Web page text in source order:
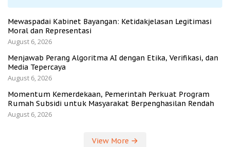
Mewaspadai Kabinet Bayangan: Ketidakjelasan Legitimasi
Moral dan Representasi
August 6, 2026
Menjawab Perang Algoritma AI dengan Etika, Verifikasi, dan
Media Tepercaya
August 6, 2026
Momentum Kemerdekaan, Pemerintah Perkuat Program
Rumah Subsidi untuk Masyarakat Berpenghasilan Rendah
August 6, 2026
View More